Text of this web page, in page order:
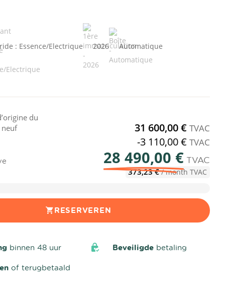
: Essence/Electrique 2026 Automatique
du
neuf
31 600,00 € TVAC
-3 110,00 € TVAC
28 490,00 € TVAC
373,23 €/ month TVAC
RESERVEREN
binnen 48 uur Beveiligdebetaling
of terugbetaald